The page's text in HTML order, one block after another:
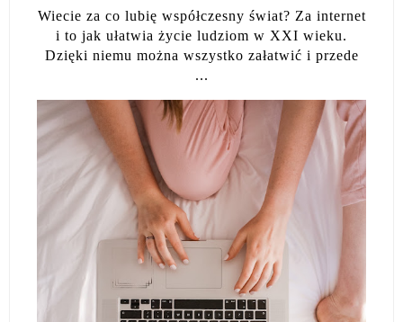
Wiecie za co lubię współczesny świat? Za internet
i to jak ułatwia życie ludziom w XXI wieku.
Dzięki niemu można wszystko załatwić i przede
...